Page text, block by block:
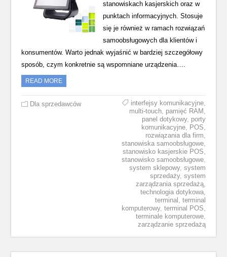
stanowiskach kasjerskich oraz w
punktach informacyjnych. Stosuje
się je również w ramach rozwiązań
samoobsługowych dla klientów i
konsumentów. Warto jednak wyjaśnić w bardziej szczegółowy
sposób, czym konkretnie są wspomniane urządzenia….
READ MORE
Dla sprzedawców interfejsy komunikacyjne,
multi-touch, pamięć RAM ,
panel dotykowy, porty
komunikacyjne, POS,
rozwiązania dla firm,
stanowiska samoobsługowe,
stanowisko kasjerskie POS,
stanowisko samoobsługowe,
system sklepowy, system
sprzedaży, system
zarządzania sprzedażą,
technologia dotykowa,
terminal , terminal
komputerowy, terminal POS,
terminale komputerowe,
zarządzanie sprzedażą